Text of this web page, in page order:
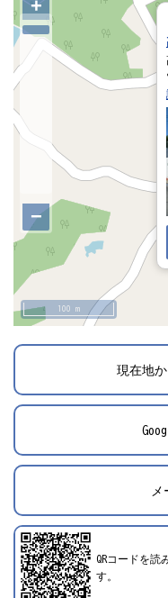
+
−
100 m
現在地
QRコードを読
す。